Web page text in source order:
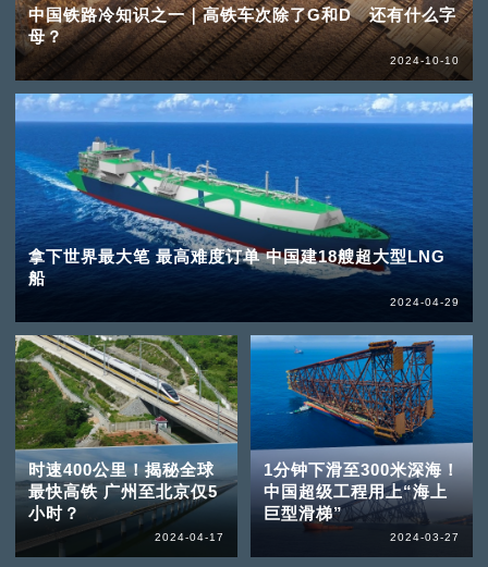
中国铁路冷知识之一｜高铁车次除了G和D 还有什么字
母？
2024-10-10
拿下世界最大笔 最高难度订单 中国建18艘超大型LNG
船
2024-04-29
时速400公里！揭秘全球
最快高铁 广州至北京仅5
小时？
2024-04-17
1分钟下滑至300米深海！
中国超级工程用上“海上
巨型滑梯”
2024-03-27